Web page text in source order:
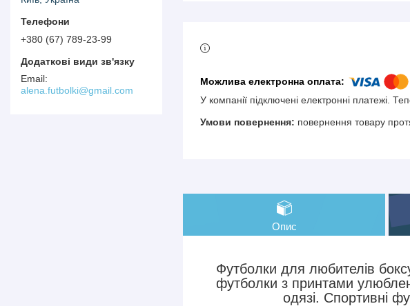
У компанії підключені електронні платежі.
повернення товару
Опис
Футболки для любителів
футболки з принтами
одязі. Спортивні
+380 (67) 789-23-99
alena.futbolki@gmail.com